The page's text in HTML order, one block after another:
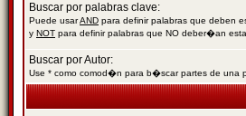
Buscar por palabras clave:
Puede usarAND para definir palabras que deben
y NOT para definir palabras que NO deber�an
Buscar por Autor:
Use * como comod�n para b�scar partes de una